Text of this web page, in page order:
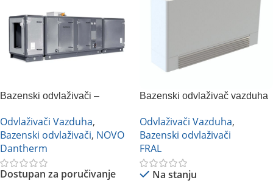
Bazenski odvlaživači –
Odvlaživači Vazduha,
Bazenski odvlaživači, NOVO
Dantherm
Dostupan za poručivanje
Bazenski odvlaživač vazduha
Odvlaživači Vazduha,
Bazenski odvlaživači
FRAL
Na stanju